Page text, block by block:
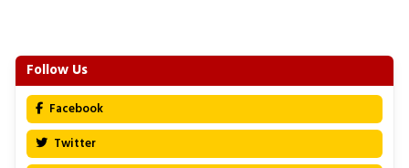
Follow Us
Facebook
Twitter